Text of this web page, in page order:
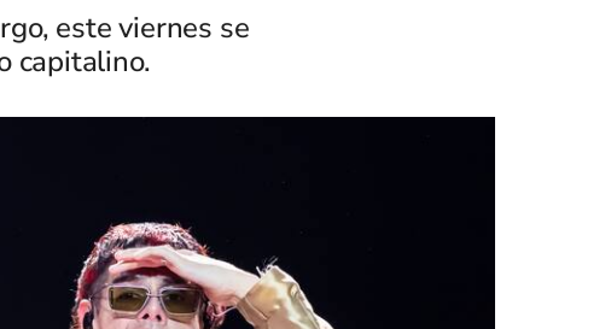
este viernes se
capitalino.